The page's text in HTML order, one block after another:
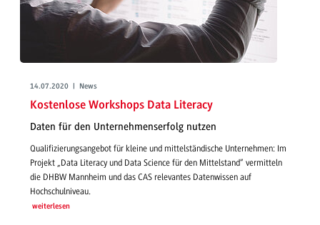
14.07.2020 | News
Kostenlose Workshops Data Literacy
Daten für den Unternehmenserfolg nutzen
Qualifizierungsangebot für kleine und mittelständische Unternehmen: Im
Projekt „Data Literacy und Data Science für den Mittelstand“ vermitteln
die DHBW Mannheim und das CAS relevantes Datenwissen auf
Hochschulniveau.
weiterlesen